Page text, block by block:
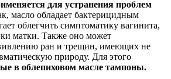
для устранения проблем
масло обладает бактерицидным
облегчить симптоматику вагинита,
матки. Также оно может
ран и трещин, имеющих не
природу. Для этого
в облепиховом масле тампоны.